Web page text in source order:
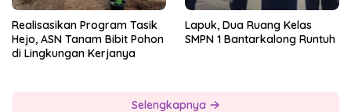
Realisasikan Program Tasik
Hejo, ASN Tanam Bibit Pohon
di Lingkungan Kerjanya
Lapuk, Dua Ruang Kelas
SMPN 1 Bantarkalong Runtuh
Selengkapnya